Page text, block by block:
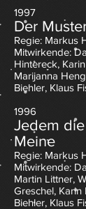
1997
Der
Regie: Markus
Mitwirkende:
Hintereck,
Marijanna
Biehler, Klaus
1996
Jedem
Meine
Regie: Markus
Mitwirkende:
Martin Littner,
Greschel, Karin
Biehler, Klaus